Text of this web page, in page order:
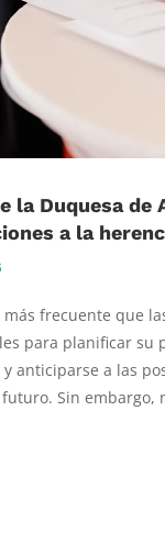
la Duquesa de
a la
más frecuente que
para planificar su
y anticiparse a las
Sin embargo,